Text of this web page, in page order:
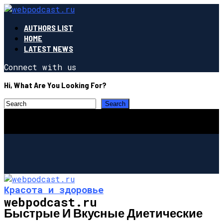
AUTHORS LIST
HOME
LATEST NEWS
Connect with us
Hi, What Are You Looking For?
webpodcast.ru
Красота и здоровье
Быстрые И Вкусные Диетические